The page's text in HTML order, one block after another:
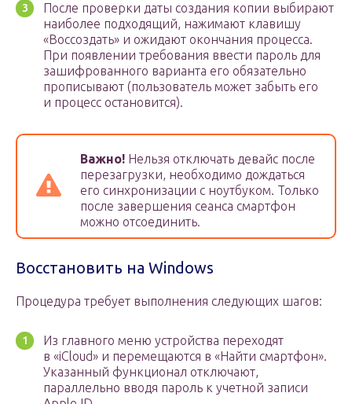
После проверки даты создания копии выбирают
наиболее подходящий, нажимают клавишу
«Воссоздать» и ожидают окончания процесса.
При появлении требования ввести пароль для
зашифрованного варианта его обязательно
прописывают (пользователь может забыть его
и процесс остановится).
Важно! Нельзя отключать девайс после
перезагрузки, необходимо дождаться
его синхронизации с ноутбуком. Только
после завершения сеанса смартфон
можно отсоединить.
Восстановить на Windows
Процедура требует выполнения следующих шагов:
Из главного меню устройства переходят
в «iCloud» и перемещаются в «Найти смартфон».
Указанный функционал отключают,
параллельно вводя пароль к учетной записи